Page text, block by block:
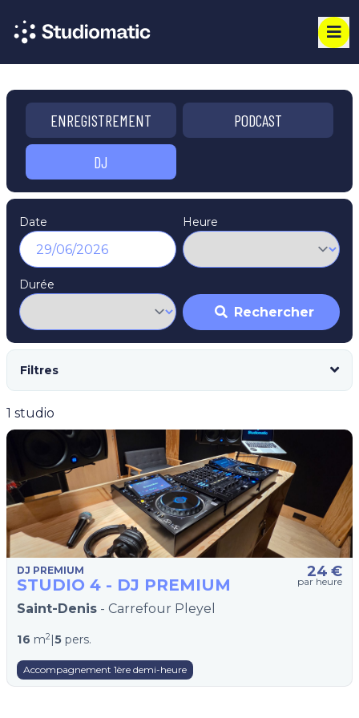
ENREGISTREMENT PODCAST
DJ
Date Heure
Durée
Rechercher
Filtres
1 studio
DJ PREMIUM
STUDIO 4 - DJ PREMIUM
24 €
par heure
Saint-Denis - Carrefour Pleyel
16 m2|5 pers.
Accompagnement 1ère demi-heure